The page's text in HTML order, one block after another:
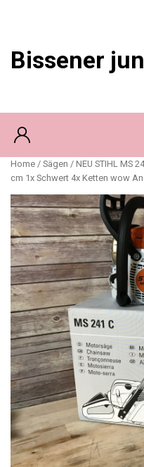
Bissener
Home / Sägen / NEU STIHL MS
cm 1x Schwert 4x Ketten wow